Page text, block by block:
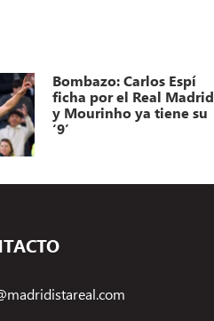
Bombazo: Carlos Espí
ficha por el Real Madrid
y Mourinho ya tiene su
‘9’